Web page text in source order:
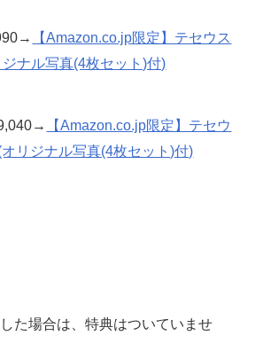
【Amazon.co.jp限定】テセウス
ナル写真(4枚セット)付)
【Amazon.co.jp限定】テセウ
リジナル写真(4枚セット)付)
た場合は、特典はついていませ